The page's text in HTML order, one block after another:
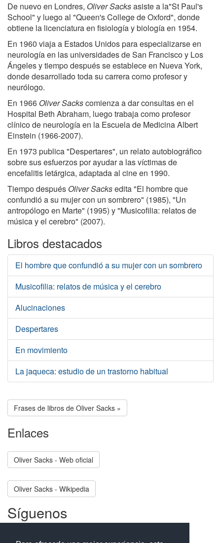
De nuevo en Londres, Oliver Sacksasiste a la"St Paul's
School" y luego al "Queen's College de Oxford", donde
obtiene la licenciatura en fisiología y biología en 1954.
En 1960 viaja a Estados Unidos para especializarse en
neurología en las universidades de San Francisco y Los
Ángeles y tiempo después se establece en Nueva York,
donde desarrollado toda su carrera como profesor y
neurólogo.
En 1966 Oliver Sackscomienza a dar consultas en el
Hospital Beth Abraham, luego trabaja como profesor
clínico de neurología en la Escuela de Medicina Albert
Einstein (1966-2007).
En 1973 publica "Despertares", un relato autobiográfico
sobre sus esfuerzos por ayudar a las víctimas de
encefalitis letárgica, adaptada al cine en 1990.
Tiempo después Oliver Sacksedita "El hombre que
confundió a su mujer con un sombrero" (1985), "Un
antropólogo en Marte" (1995) y "Musicofilia: relatos de
música y el cerebro" (2007).
Libros destacados
El hombre que confundió a su mujer con un sombrero
Musicofilia: relatos de música y el cerebro
Alucinaciones
Despertares
En movimiento
La jaqueca: estudio de un trastorno habitual
Frases de libros de Oliver Sacks »
Enlaces
Oliver Sacks - Web oficial
Oliver Sacks - Wikipedia
Síguenos